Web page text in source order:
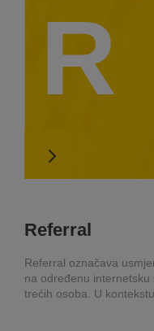
R
Referral
Referral označava
na određenu
trećih osoba. U